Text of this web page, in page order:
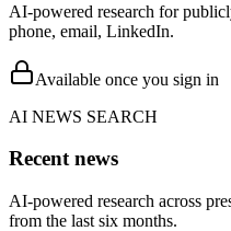
AI-powered research for
phone, email, LinkedIn.
Available once you sign in
AI NEWS SEARCH
Recent news
AI-powered research across
from the last six months.